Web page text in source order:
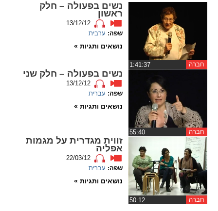
spellcheck
גופן קריא
brightness_high
ניגודיות בהירה
brightness_low
format_underlined
קו תחתי לקישורים
font_download
סימון קישורים
cached
flag
חברה
נשים בפעולה – חלק
ראשון
13/12/12
שפה: ערבית
נושאים ותגיות »
חברה
נשים בפעולה – חלק שני
13/12/12
שפה: עברית
נושאים ותגיות »
חברה
זווית מגדרית על מגמות
אפליה
22/03/12
שפה: עברית
נושאים ותגיות »